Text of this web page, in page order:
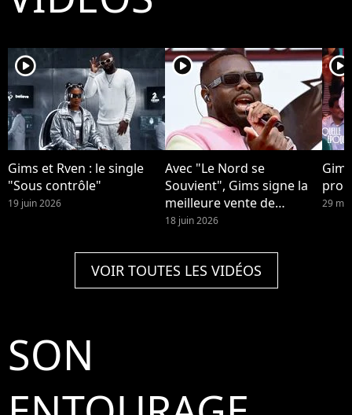
player2
Gims et Rven : le single
"Sous contrôle"
19 juin 2026
player2
Avec "Le Nord se
Souvient", Gims signe la
meilleure vente de
l'année.
18 juin 2026
player2
29
VOIR TOUTES LES VIDÉOS
SON